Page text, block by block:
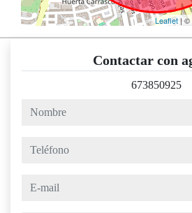
Leaflet | ©
Contactar con
673850925
nombre
teléfono
e-mail